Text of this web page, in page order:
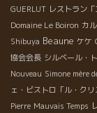
GUERLUT レストラン「
Domaine Le Boiron カ
Shibuya Beaune ケケ
協会会長 シルベール・
Nouveau Simone mère
ェ・ビストロ「ル・クリ
Pierre Mauvais Temps